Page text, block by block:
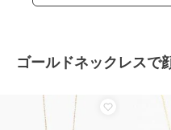
ゴールドネックレスで